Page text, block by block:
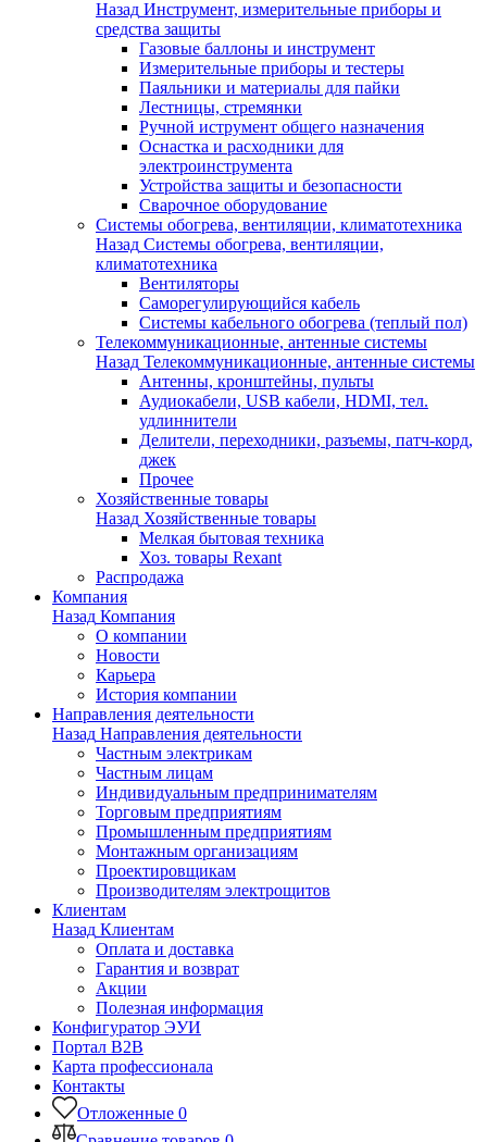
Назад Инструмент, измерительные приборы и
средства защиты
Газовые баллоны и инструмент
Измерительные приборы и тестеры
Паяльники и материалы для пайки
Лестницы, стремянки
Ручной иструмент общего назначения
Оснастка и расходники для
электроинструмента
Устройства защиты и безопасности
Сварочное оборудование
Системы обогрева, вентиляции, климатотехника
Назад Системы обогрева, вентиляции,
климатотехника
Вентиляторы
Саморегулирующийся кабель
Системы кабельного обогрева (теплый пол)
Телекоммуникационные, антенные системы
Назад Телекоммуникационные, антенные системы
Антенны, кронштейны, пульты
Аудиокабели, USB кабели, HDMI, тел.
удлиннители
Делители, переходники, разъемы, патч-корд,
джек
Прочее
Хозяйственные товары
Назад Хозяйственные товары
Мелкая бытовая техника
Хоз. товары Rexant
Распродажа
Компания
Назад Компания
О компании
Новости
Карьера
История компании
Направления деятельности
Назад Направления деятельности
Частным электрикам
Частным лицам
Индивидуальным предпринимателям
Торговым предприятиям
Промышленным предприятиям
Монтажным организациям
Проектировщикам
Производителям электрощитов
Клиентам
Назад Клиентам
Оплата и доставка
Гарантия и возврат
Акции
Полезная информация
Конфигуратор ЭУИ
Портал B2B
Карта профессионала
Контакты
Отложенные 0